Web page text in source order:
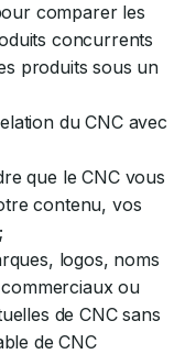
comparer les
concurrents
produits sous un
du CNC avec
que le CNC vous
contenu, vos
logos, noms
ou
de CNC sans
de CNC